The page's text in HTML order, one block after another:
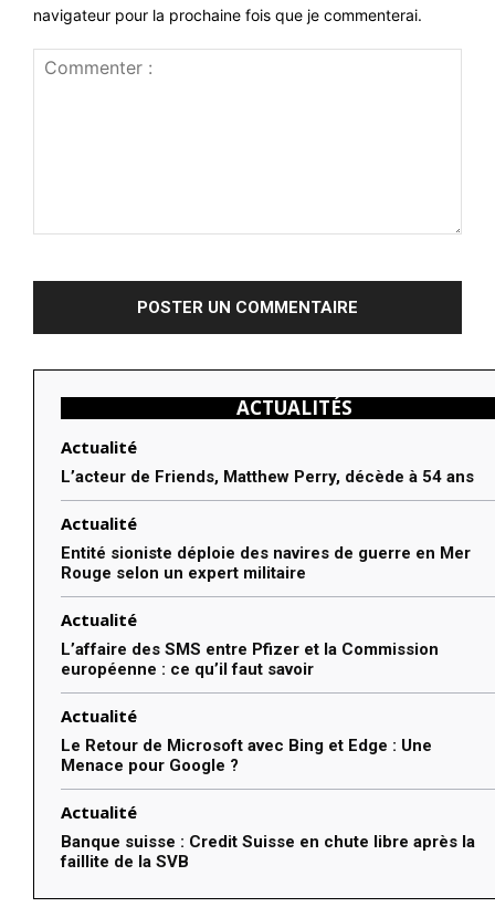
navigateur pour la prochaine fois que je commenterai.
ACTUALITÉS
Actualité
L’acteur de Friends, Matthew Perry, décède à 54 ans
Actualité
Entité sioniste déploie des navires de guerre en Mer
Rouge selon un expert militaire
Actualité
L’affaire des SMS entre Pfizer et la Commission
européenne : ce qu’il faut savoir
Actualité
Le Retour de Microsoft avec Bing et Edge : Une
Menace pour Google ?
Actualité
Banque suisse : Credit Suisse en chute libre après la
faillite de la SVB